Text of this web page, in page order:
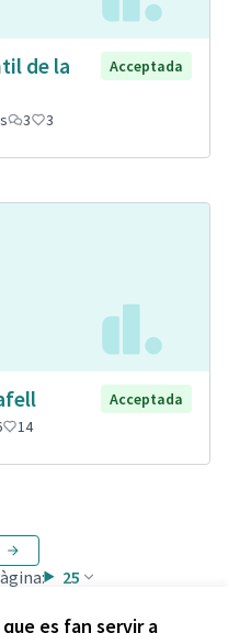
es fan servir a
de la
Acceptada
3 3
Acceptada
14
25